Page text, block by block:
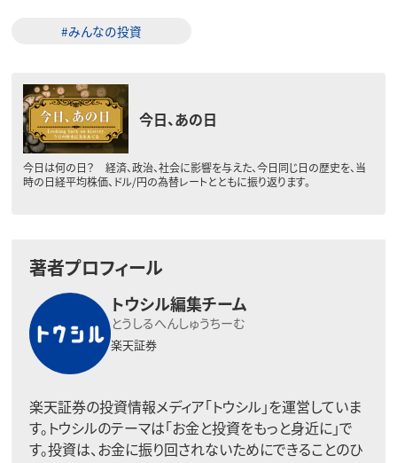
#みんなの投資
今日、あの日
今日は何の日？ 経済、政治、社会に影響を与えた、今日同じ日の歴史を、当
時の日経平均株価、ドル/円の為替レートとともに振り返ります。
著者プロフィール
トウシル編集チーム
とうしるへんしゅうちーむ
楽天証券
楽天証券の投資情報メディア「トウシル」を運営していま
す。トウシルのテーマは「お金と投資をもっと身近に」で
す。投資は、お金に振り回されないためにできることのひ